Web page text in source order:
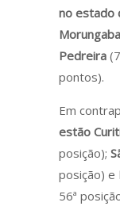
no estado
Morungaba
Pedreira
pontos).
Em
estão
posição);
posição) e
56ª